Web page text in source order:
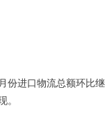
份进口物流总额环比继
。